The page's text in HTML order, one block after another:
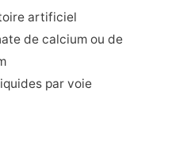
artificiel
de calcium ou de
par voie